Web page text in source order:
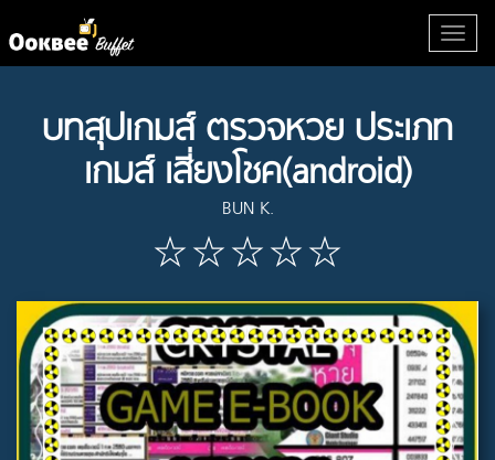
บทสุปเกมส์ ตรวจหวย ประเภท
เกมส์ เสี่ยงโชค(android)
BUN K.